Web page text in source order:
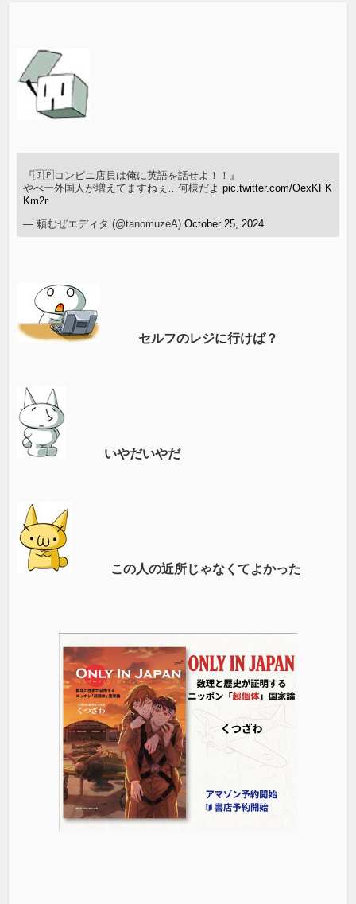
『🇯🇵コンビニ店員は俺に英語を話せよ！！』
やべー外国人が増えてますねぇ…何様だよpic.twitter.com/OexKFK
Km2r
— 頼むぜエディタ (@tanomuzeA)October 25, 2024
セルフのレジに行けば？
いやだいやだ
この人の近所じゃなくてよかった